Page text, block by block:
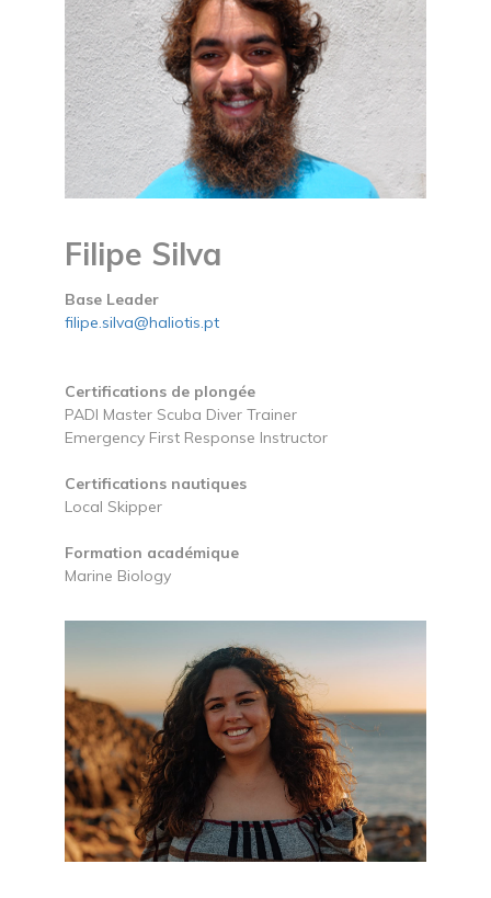
Filipe Silva
Base Leader
filipe.silva@haliotis.pt
Certifications de plongée
PADI Master Scuba Diver Trainer
Emergency First Response Instructor
Certifications nautiques
Local Skipper
Formation académique
Marine Biology